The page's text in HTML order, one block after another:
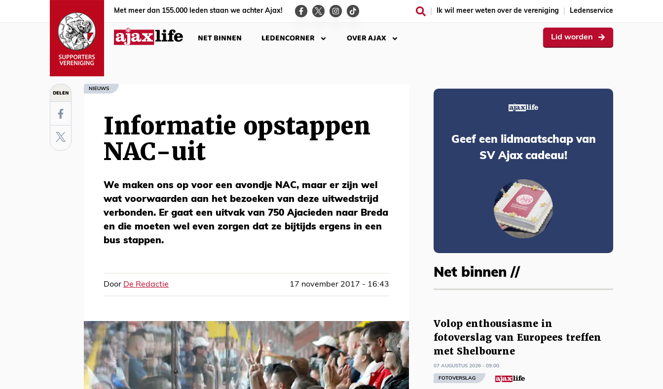
Met meer dan 155.000 leden staan we achter Ajax! Ik wil meer weten over de vereniging Ledenservice
NET BINNEN LEDENCORNER OVER AJAX Lid worden
DELEN NIEUWS
Informatie opstappen
NAC-uit
We maken ons op voor een avondje NAC, maar er zijn wel
wat voorwaarden aan het bezoeken van deze uitwedstrijd
verbonden. Er gaat een uitvak van 750 Ajacieden naar Breda
en die moeten wel even zorgen dat ze bijtijds ergens in een
bus stappen.
Door De Redactie 17 november 2017 - 16:43
Geef een lidmaatschap van
SV Ajax cadeau!
Net binnen //
Volop enthousiasme in
fotoverslag van Europees treffen
met Shelbourne
07 AUGUSTUS 2026 - 09:00
FOTOVERSLAG